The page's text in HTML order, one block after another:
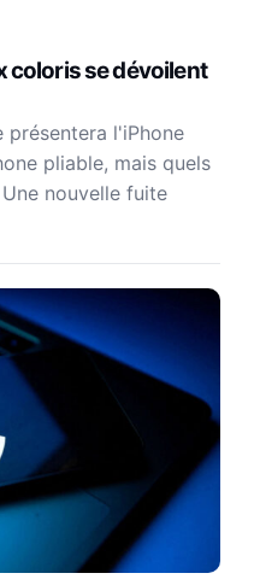
coloris se dévoilent
l'iPhone
pliable, mais quels
nouvelle fuite